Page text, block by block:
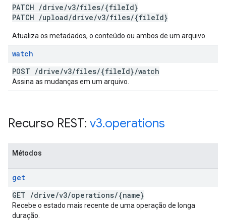
PATCH /drive/v3/files/{fileId}
PATCH /upload/drive/v3/files/{fileId}
Atualiza os metadados, o conteúdo ou ambos de um arquivo.
watch
POST /drive/v3/files/{fileId}/watch
Assina as mudanças em um arquivo.
Recurso REST: v3.operations
Métodos
get
GET /drive/v3/operations/{name}
Recebe o estado mais recente de uma operação de longa
duração.